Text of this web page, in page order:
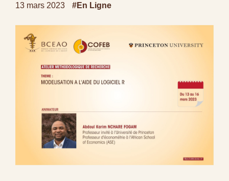
13 mars 2023 #En Ligne